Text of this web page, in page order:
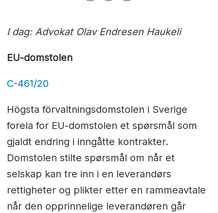
I dag: Advokat Olav Endresen Haukeli
EU-domstolen
C-461/20
Högsta förvaltningsdomstolen i Sverige
forela for EU-domstolen et spørsmål som
gjaldt endring i inngåtte kontrakter.
Domstolen stilte spørsmål om når et
selskap kan tre inn i en leverandørs
rettigheter og plikter etter en rammeavtale
når den opprinnelige leverandøren går